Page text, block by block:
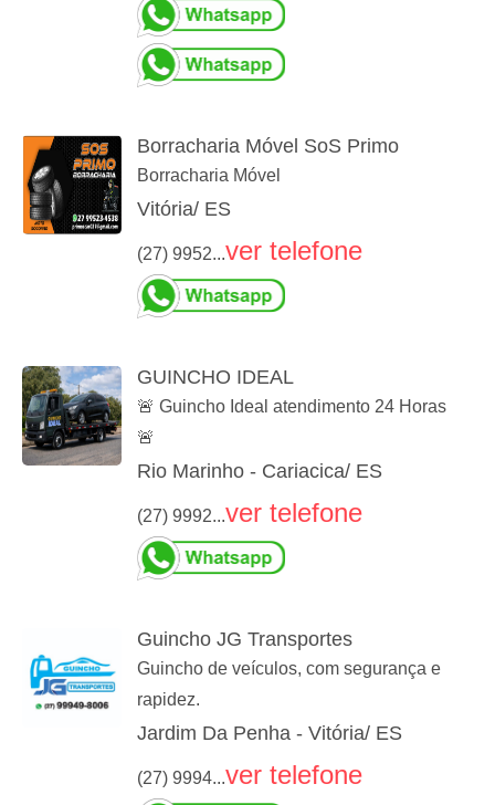
Borracharia Móvel SoS Primo
Borracharia Móvel
Vitória/ ES
(27) 9952...ver telefone
GUINCHO IDEAL
🚨 Guincho Ideal atendimento 24 Horas
🚨
Rio Marinho - Cariacica/ ES
(27) 9992...ver telefone
Guincho JG Transportes
Guincho de veículos, com segurança e
rapidez.
Jardim Da Penha - Vitória/ ES
(27) 9994...ver telefone